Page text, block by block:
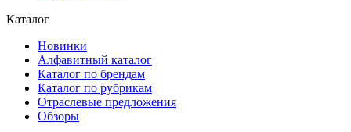
Каталог
Новинки
Алфавитный каталог
Каталог по брендам
Каталог по рубрикам
Отраслевые предложения
Обзоры